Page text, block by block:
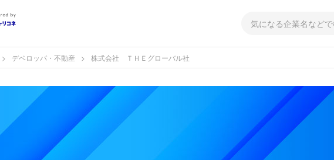
デベロッパ・不動産 株式会社 ＴＨＥグローバル社